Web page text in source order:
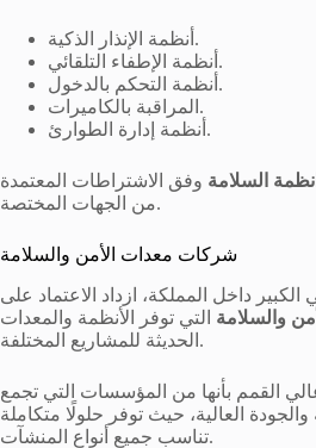
أنظمة الإنذار الذكية.
أنظمة الإطفاء التلقائي.
أنظمة التحكم بالدخول.
المراقبة بالكاميرات.
أنظمة إدارة الطوارئ.
انظمة السلامة وفق الاشتراطات المعتمدة
من الجهات المختصة.
شركات معدات الأمن والسلامة
الكبير داخل المملكة، ازداد الاعتماد على
والسلامة التي توفر الأنظمة والمعدات
الحديثة للمشاريع المختلفة.
القمم بأنها من المؤسسات التي تجمع
والجودة العالية، حيث توفر حلولًا متكاملة
تناسب جميع أنواع المنشآت.